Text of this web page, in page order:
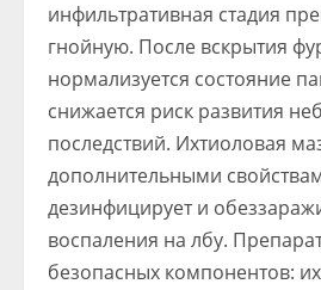
инфильтративная стадия
гнойную. После вскрытия
нормализуется состояние
снижается риск развития
последствий. Ихтиоловая
дополнительными
дезинфицирует и
воспаления на лбу.
безопасных компонентов: